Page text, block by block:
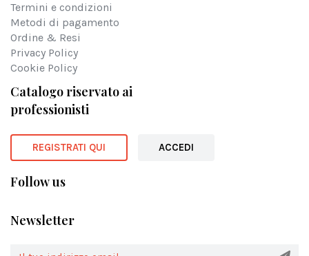
Catalogo riservato ai
professionisti
REGISTRATI QUI ACCEDI
Termini e condizioni
Metodi di pagamento
Ordine & Resi
Privacy Policy
Cookie Policy
Follow us
Newsletter